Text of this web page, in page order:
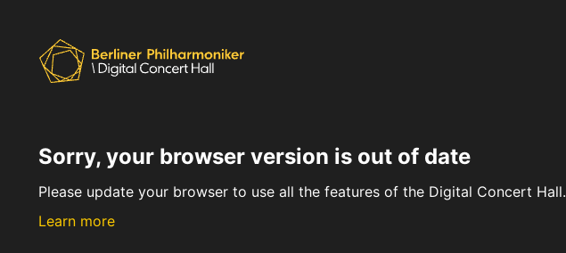
Sorry, your browser version is out of date
Please update your browser to use all the features of the Digital Concert Hall.
Learn more